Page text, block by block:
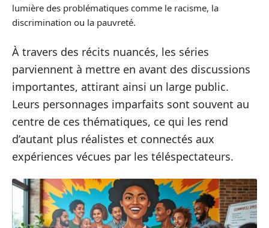
lumière des problématiques comme le racisme, la
discrimination ou la pauvreté.
À travers des récits nuancés, les séries
parviennent à mettre en avant des discussions
importantes, attirant ainsi un large public.
Leurs personnages imparfaits sont souvent au
centre de ces thématiques, ce qui les rend
d’autant plus réalistes et connectés aux
expériences vécues par les téléspectateurs.